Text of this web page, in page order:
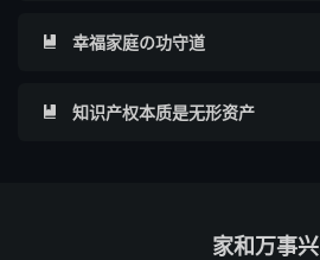
 幸福家庭の功守道
 知识产权本质是无形资产
家和万事兴